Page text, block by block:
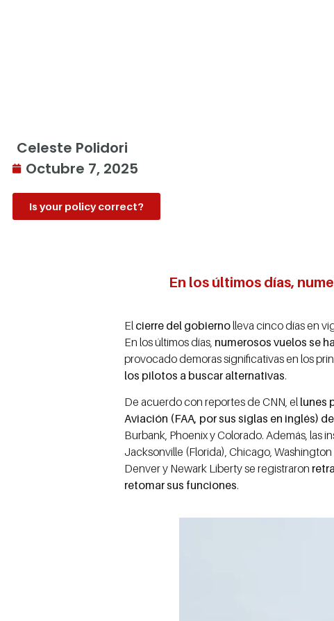
Celeste Polidori
Octubre 7, 2025
Is your policy correct?
En los últimos días,
El cierre del gobiernolleva cinco días en
En los últimos días, numerosos vuelos se
provocado demoras significativas en los
los pilotos a buscar alternativas.
De acuerdo con reportes de CNN, el lunes
Aviación (FAA, por sus siglas en inglés)
Burbank, Phoenix y Colorado. Además, las
Jacksonville (Florida), Chicago,
Denver y Newark Liberty se registraron
retomar sus funciones.